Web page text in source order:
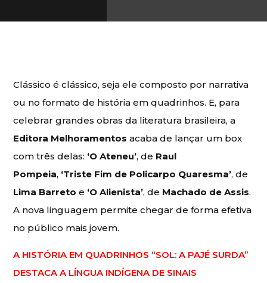
Clássico é clássico, seja ele composto por narrativa
ou no formato de história em quadrinhos. E, para
celebrar grandes obras da literatura brasileira, a
Editora Melhoramentos acaba de lançar um box
com três delas: ‘O Ateneu’, de Raul
Pompeia, ‘Triste Fim de Policarpo Quaresma’, de
Lima Barreto e ‘O Alienista’, de Machado de Assis.
A nova linguagem permite chegar de forma efetiva
no público mais jovem.
A HISTÓRIA EM QUADRINHOS “SOL: A PAJÉ SURDA”
DESTACA A LÍNGUA INDÍGENA DE SINAIS